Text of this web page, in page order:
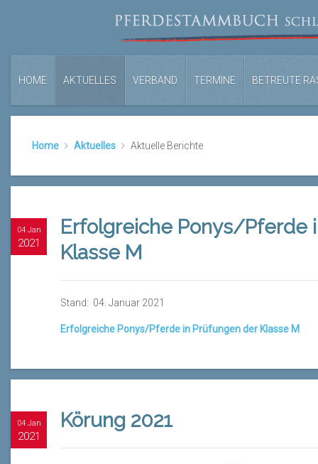
HOME AKTUELLES VERBAND TERMINE BETREUTE
Home Aktuelles Aktuelle Berichte
04 Jan
2021
Erfolgreiche Ponys/Pferde
Klasse M
Stand: 04. Januar 2021
Erfolgreiche Ponys/Pferde in Prüfungen der Klasse M
04 Jan
2021
Körung 2021